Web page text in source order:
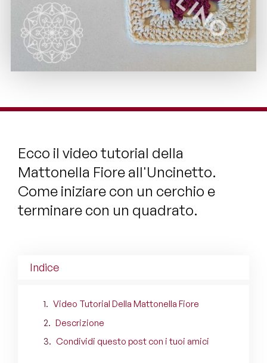
Ecco il video tutorial della
Mattonella Fiore all'Uncinetto.
Come iniziare con un cerchio e
terminare con un quadrato.
Indice
Video Tutorial Della Mattonella Fiore
Descrizione
Condividi questo post con i tuoi amici